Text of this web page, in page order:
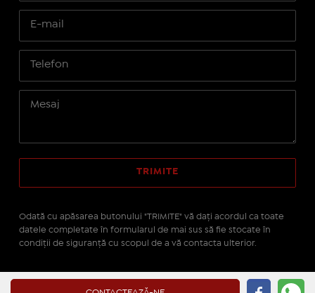
Odată cu apăsarea butonului "TRIMITE" vă daţi acordul ca toate
datele completate în formularul de mai sus să fie stocate în
condiţii de siguranţă cu scopul de a vă contacta ulterior.
IMOPEDIA.ro - Anunțuri